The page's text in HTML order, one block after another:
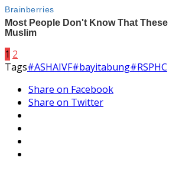
1 2
Tags#ASHAIVF#bayitabung#RSPHC
Share on Facebook
Share on Twitter